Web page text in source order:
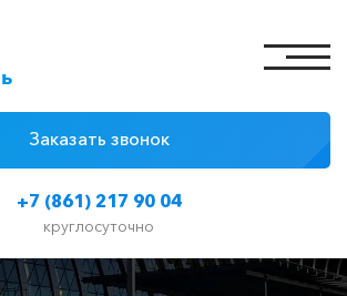
+7 (861) 217 90 04
круглосуточно
Заказать звонок
Цены на такси
Классы автомобилей